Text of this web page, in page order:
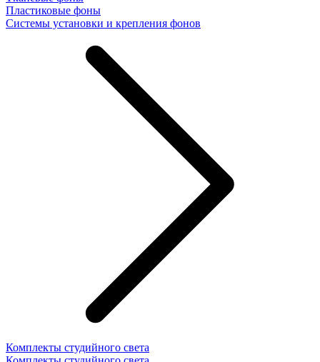
Пластиковые фоны
Системы установки и крепления фонов
Комплекты студийного света